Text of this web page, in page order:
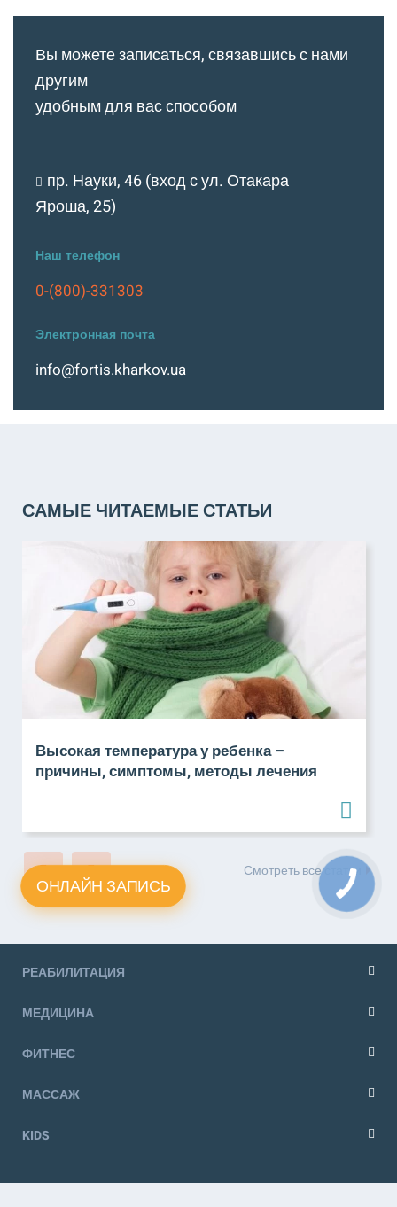
Вы можете записаться, связавшись с нами
другим
удобным для вас способом
пр. Науки, 46 (вход с ул. Отакара
Яроша, 25)
Наш телефон
0-(800)-331303
Электронная почта
info@fortis.kharkov.ua
САМЫЕ ЧИТАЕМЫЕ СТАТЬИ
Высокая температура у ребенка –
причины, симптомы, методы лечения
Смотреть все статьи
РЕАБИЛИТАЦИЯ
МЕДИЦИНА
ФИТНЕС
МАССАЖ
KIDS
ОНЛАЙН ЗАПИСЬ